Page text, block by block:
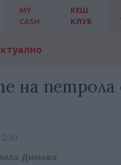
MY
CASH
КЕШ
КЛУБ
на
Димова